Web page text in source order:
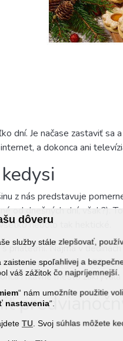
dôveru
služby stále zlepšovať,
zaistenie spoľahlivej a
váš zážitok čo najpríjemnejší.
“ nám umožníte použitie
nastavenia“.
TU . Svoj súhlas môžete
dní. Je načase zastaviť
a dokonca ani
z nás predstavuje
od dnešných dní, však?).
nebolo tak hektické.
priateľmi. Najmä v
pred 100 – 150
i hlavné mesto zakrývala